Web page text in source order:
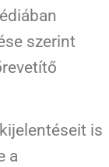
szerint
is
a